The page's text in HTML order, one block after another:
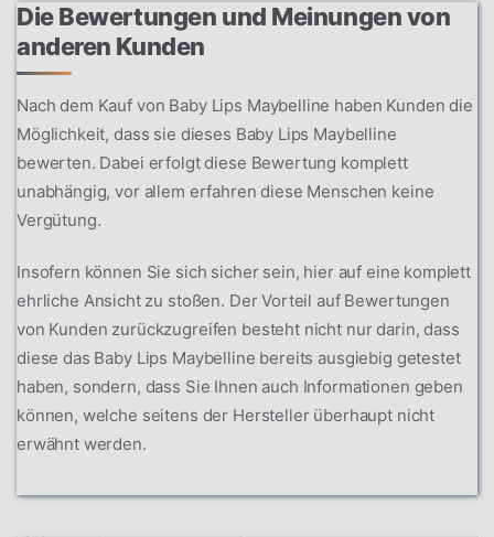
Die Bewertungen und Meinungen von
anderen Kunden
Nach dem Kauf von Baby Lips Maybelline haben Kunden die
Möglichkeit, dass sie dieses Baby Lips Maybelline
bewerten. Dabei erfolgt diese Bewertung komplett
unabhängig, vor allem erfahren diese Menschen keine
Vergütung.
Insofern können Sie sich sicher sein, hier auf eine komplett
ehrliche Ansicht zu stoßen. Der Vorteil auf Bewertungen
von Kunden zurückzugreifen besteht nicht nur darin, dass
diese das Baby Lips Maybelline bereits ausgiebig getestet
haben, sondern, dass Sie Ihnen auch Informationen geben
können, welche seitens der Hersteller überhaupt nicht
erwähnt werden.